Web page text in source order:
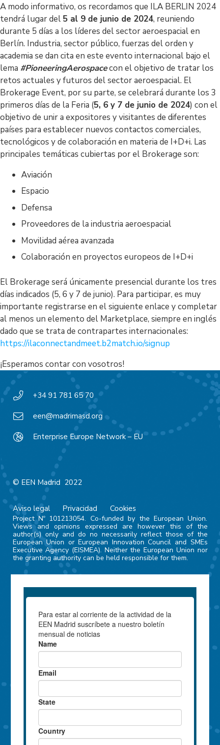
A modo informativo, os recordamos que ILA BERLIN 2024
tendrá lugar del5 al 9 de junio de 2024, reuniendo
durante 5 días a los líderes del sector aeroespacial en
Berlín. Industria, sector público, fuerzas del orden y
academia se dan cita en este evento internacional bajo el
lema #PioneeringAerospacecon el objetivo de tratar los
retos actuales y futuros del sector aeroespacial. El
Brokerage Event, por su parte, se celebrará durante los 3
primeros días de la Feria (5, 6 y 7 de junio de 2024) con el
objetivo de unir a expositores y visitantes de diferentes
países para establecer nuevos contactos comerciales,
tecnológicos y de colaboración en materia de I+D+i. Las
principales temáticas cubiertas por el Brokerage son:
Aviación
Espacio
Defensa
Proveedores de la industria aeroespacial
Movilidad aérea avanzada
Colaboración en proyectos europeos de I+D+i
El Brokerage será únicamente presencial durante los tres
días indicados (5, 6 y 7 de junio). Para participar, es muy
importante registrarse en el siguiente enlace y completar
al menos un elemento del Marketplace, siempre en inglés
dado que se trata de contrapartes internacionales:
https://ilaconnectandmeet.b2match.io/signup
¡Esperamos contar con vosotros!
+34 91 781 65 70
een@madrimasd.org
Enterprise Europe Network – EU
© EEN Madrid 2022
Aviso legal Privacidad Cookies
Project Nº 101213054. Co-funded by the European Union.
Views and opinions expressed are however this of the
author(s) only and do no necessarily reflect those of the
European Union or European Innovation Council and SMEs
Executive Agency (EISMEA). Neither the European Union nor
the granting authority can be held responsible for them.